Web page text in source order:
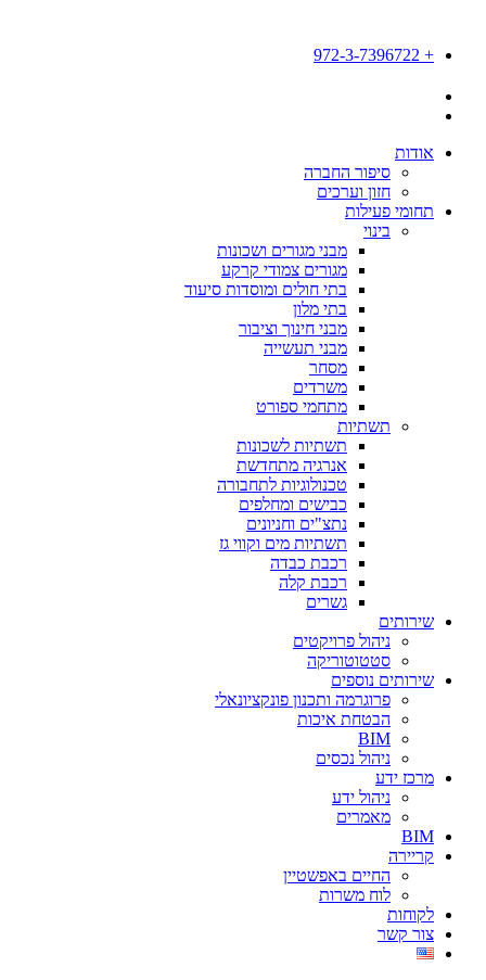
+ 972-3-7396722
אודות
סיפור החברה
חזון וערכים
תחומי פעילות
בינוי
מבני מגורים ושכונות
מגורים צמודי קרקע
בתי חולים ומוסדות סיעוד
בתי מלון
מבני חינוך וציבור
מבני תעשייה
מסחר
משרדים
מתחמי ספורט
תשתיות
תשתיות לשכונות
אנרגיה מתחדשת
טכנולוגיות לתחבורה
כבישים ומחלפים
נתצ"ים וחניונים
תשתיות מים וקווי גז
רכבת כבדה
רכבת קלה
גשרים
שירותים
ניהול פרויקטים
סטטוטוריקה
שירותים נוספים
פרוגרמה ותכנון פונקציונאלי
הבטחת איכות
BIM
ניהול נכסים
מרכז ידע
ניהול ידע
מאמרים
BIM
קריירה
החיים באפשטיין
לוח משרות
לקוחות
צור קשר
settings צבע רקע
zoom_out זום (הקטנה)
zoom_in זום (הגדלה)
remove_circle_outline הקטנת גופן
add_circle_outline
spellcheck גופן קריא
brightness_high ניגודיות בהירה
brightness_low
format_underlined הוסף קו תחתון לקישורים
font_download סמן קישורים
לאפס
cached